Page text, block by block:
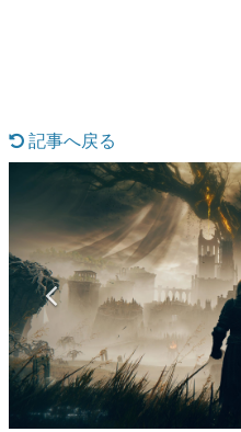
なんでゲーム
ゲーム開発者・
具体的な形から解
です。
ゲームが変え
「経験値」「裏技
の起源や用法の変
イニーP氏が徹底調
カテゴリ
特集記事
記事へ戻る